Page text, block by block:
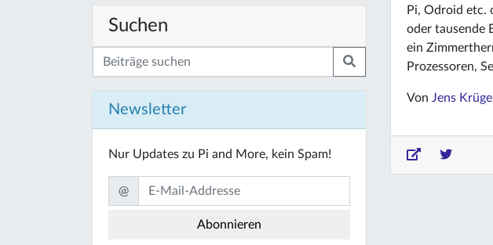
Suchen
Newsletter
Nur Updates zu Pi and More, kein Spam!
@
Pi, Odroid etc.
oder tausende
ein
Prozessoren,
Von Jens